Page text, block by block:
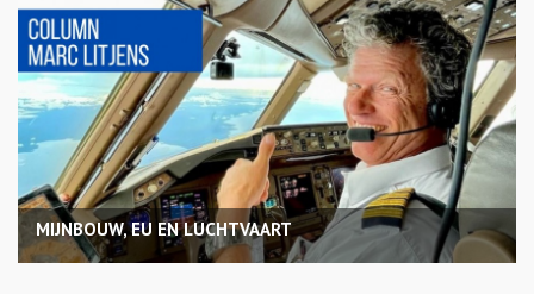
MIJNBOUW, EU EN LUCHTVAART